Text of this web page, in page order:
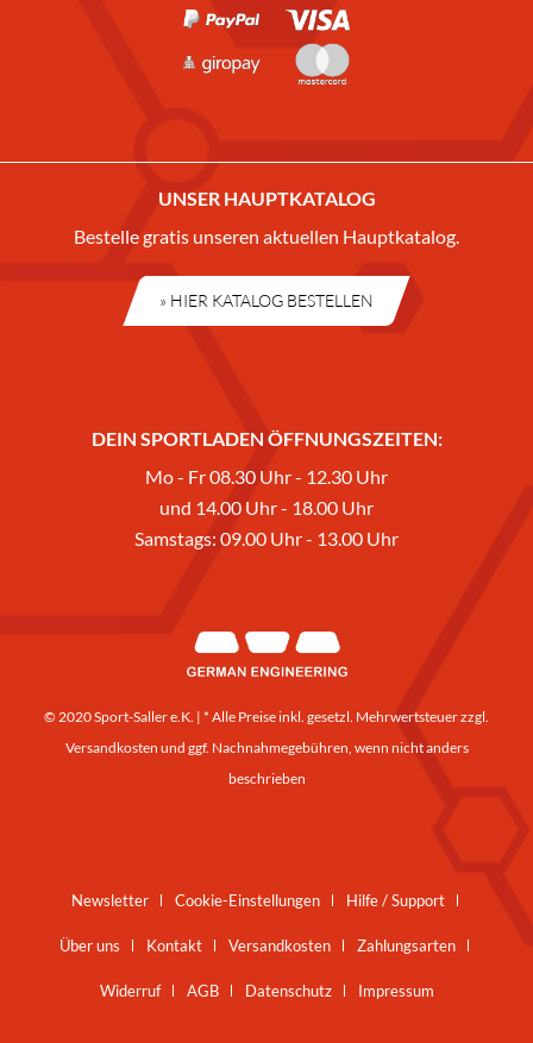
UNSER HAUPTKATALOG
Bestelle gratis unseren aktuellen Hauptkatalog.
» HIER KATALOG BESTELLEN
DEIN SPORTLADEN ÖFFNUNGSZEITEN:
Mo - Fr 08.30 Uhr - 12.30 Uhr
und 14.00 Uhr - 18.00 Uhr
Samstags: 09.00 Uhr - 13.00 Uhr
© 2020 Sport-Saller e.K. | * Alle Preise inkl. gesetzl. Mehrwertsteuer zzgl.
Versandkosten und ggf. Nachnahmegebühren, wenn nicht anders
beschrieben
Newsletter Cookie-Einstellungen Hilfe / Support
Über uns Kontakt Versandkosten Zahlungsarten
Widerruf AGB Datenschutz Impressum